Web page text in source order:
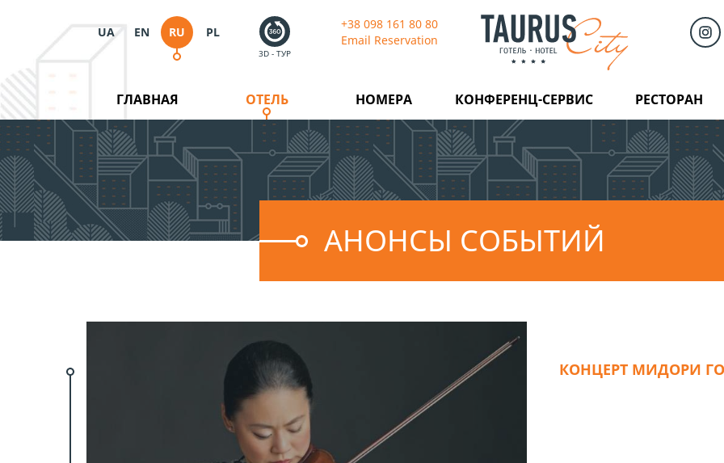
UA EN RU PL
3D - ТУР
+38 098 161 80 80
Email Reservation
ГЛАВНАЯ ОТЕЛЬ НОМЕРА КОНФЕРЕНЦ-СЕРВИС РЕСТОРАН
АНОНСЫ СОБЫТИЙ
КОНЦЕРТ МИДОРИ